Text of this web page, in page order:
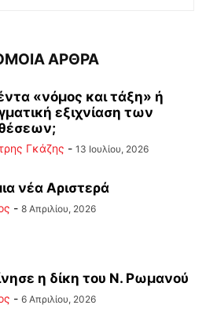
ΑΡΘΡΑ
«νόμος και τάξη» ή
εξιχνίαση των
Γκάζης - 13 Ιουλίου, 2026
νέα Αριστερά
- 8 Απριλίου, 2026
η δίκη του Ν. Ρωμανού
- 6 Απριλίου, 2026